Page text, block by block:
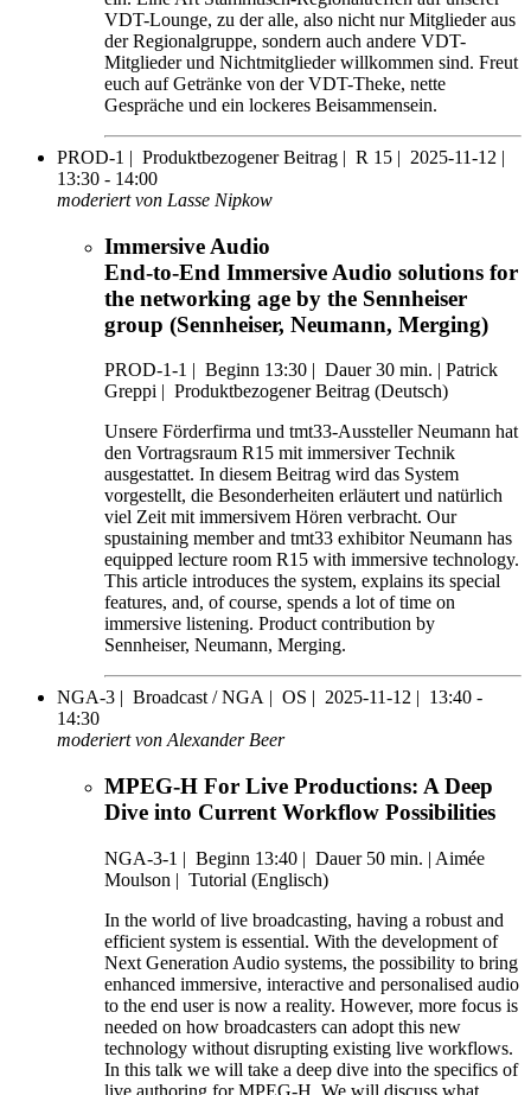
VDT-Lounge, zu der alle, also nicht nur Mitglieder aus
der Regionalgruppe, sondern auch andere VDT-
Mitglieder und Nichtmitglieder willkommen sind. Freut
euch auf Getränke von der VDT-Theke, nette
Gespräche und ein lockeres Beisammensein.
PROD-1 | Produktbezogener Beitrag | R 15 | 2025-11-12 |
13:30 - 14:00
moderiert von Lasse Nipkow
Immersive Audio
End-to-End Immersive Audio solutions for
the networking age by the Sennheiser
group (Sennheiser, Neumann, Merging)
PROD-1-1 | Beginn 13:30 | Dauer 30 min. | Patrick
Greppi | Produktbezogener Beitrag (Deutsch)
Unsere Förderfirma und tmt33-Aussteller Neumann hat
den Vortragsraum R15 mit immersiver Technik
ausgestattet. In diesem Beitrag wird das System
vorgestellt, die Besonderheiten erläutert und natürlich
viel Zeit mit immersivem Hören verbracht. Our
spustaining member and tmt33 exhibitor Neumann has
equipped lecture room R15 with immersive technology.
This article introduces the system, explains its special
features, and, of course, spends a lot of time on
immersive listening. Product contribution by
Sennheiser, Neumann, Merging.
NGA-3 | Broadcast / NGA | OS | 2025-11-12 | 13:40 -
14:30
moderiert von Alexander Beer
MPEG-H For Live Productions: A Deep
Dive into Current Workflow Possibilities
NGA-3-1 | Beginn 13:40 | Dauer 50 min. | Aimée
Moulson | Tutorial (Englisch)
In the world of live broadcasting, having a robust and
efficient system is essential. With the development of
Next Generation Audio systems, the possibility to bring
enhanced immersive, interactive and personalised audio
to the end user is now a reality. However, more focus is
needed on how broadcasters can adopt this new
technology without disrupting existing live workflows.
In this talk we will take a deep dive into the specifics of
live authoring for MPEG-H. We will discuss what